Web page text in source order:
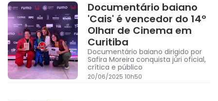
Documentário baiano
'Cais' é vencedor do 14º
Olhar de Cinema em
Curitiba
Documentário baiano dirigido por
Safira Moreira conquista júri oficial,
crítica e público
20/06/2025 10h50